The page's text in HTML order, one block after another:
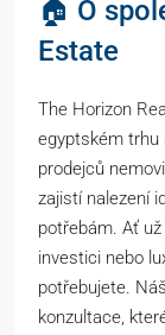
🏠 O
Estate
The Horizon
egyptském trhu
prodejců
zajistí nalezení
potřebám. Ať
investici nebo
potřebujete.
konzultace,